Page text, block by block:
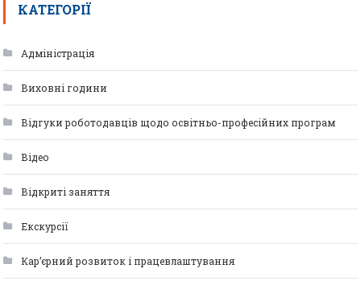
КАТЕГОРІЇ
Адміністрація
Виховні години
Відгуки роботодавців щодо освітньо-професійних програм
Відео
Відкриті заняття
Екскурсії
Кар’єрний розвиток і працевлаштування